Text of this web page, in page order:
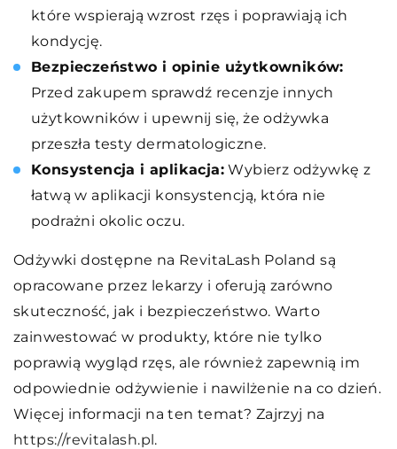
które wspierają wzrost rzęs i poprawiają ich
kondycję.
Bezpieczeństwo i opinie użytkowników:
Przed zakupem sprawdź recenzje innych
użytkowników i upewnij się, że odżywka
przeszła testy dermatologiczne.
Konsystencja i aplikacja: Wybierz odżywkę z
łatwą w aplikacji konsystencją, która nie
podrażni okolic oczu.
Odżywki dostępne na RevitaLash Poland są
opracowane przez lekarzy i oferują zarówno
skuteczność, jak i bezpieczeństwo. Warto
zainwestować w produkty, które nie tylko
poprawią wygląd rzęs, ale również zapewnią im
odpowiednie odżywienie i nawilżenie na co dzień.
Więcej informacji na ten temat? Zajrzyj na
https://revitalash.pl.